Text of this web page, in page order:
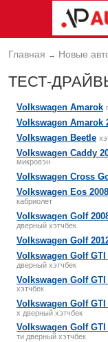
Главная → Новые
ТЕСТ-
Volkswagen Amarok
Volkswagen Amarok
Volkswagen Beetle
Volkswagen Caddy
микровэн
Volkswagen Cross
Volkswagen Eos 2008
кабриолет
Volkswagen Golf
дверный хэтчбек
Volkswagen Golf
Volkswagen Golf GTI
дверный хэтчбек
Volkswagen Golf GTI
хэтчбек
Volkswagen Golf GTI
х дверный хэтчбек
Volkswagen Golf GTI
ти дверный хэтчбек